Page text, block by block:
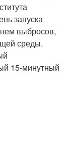
запуска
выбросов,
среды.
15-минутный